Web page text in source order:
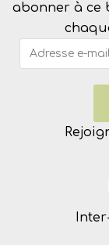
abonner à ce